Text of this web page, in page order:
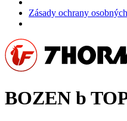
Zásady ochrany
BOZEN b